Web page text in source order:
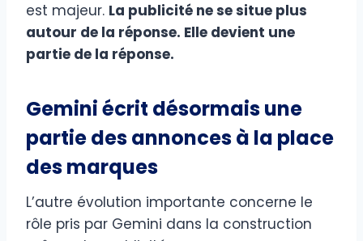
est majeur. La publicité ne se situe plus
autour de la réponse. Elle devient une
partie de la réponse.
Gemini écrit désormais une
partie des annonces à la place
des marques
L’autre évolution importante concerne le
rôle pris par Gemini dans la construction